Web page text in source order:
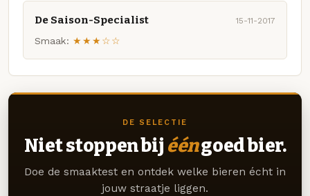
De Saison-Specialist 15-11-2017
Smaak: ★★★☆☆
DE SELECTIE
Niet stoppen bij ééngoed bier.
Doe de smaaktest en ontdek welke bieren écht in
jouw straatje liggen.